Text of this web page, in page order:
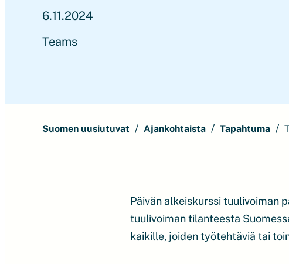
6.11.2024
Teams
Suomen uusiutuvat Ajankohtaista Tapahtuma
Päivän alkeiskurssi tuulivoiman
tuulivoiman tilanteesta
kaikille, joiden työtehtäviä tai